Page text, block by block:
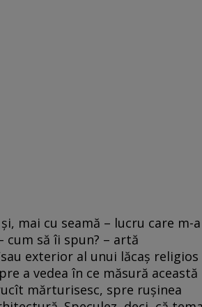
mai cu seamă – lucru care m-a
să îi spun? – artă
exterior al unui lăcaş religios
a vedea în ce măsură această
mărturisesc, spre ruşinea